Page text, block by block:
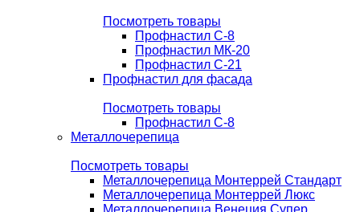
Посмотреть товары
Профнастил С-8
Профнастил МК-20
Профнастил С-21
Профнастил для фасада
Посмотреть товары
Профнастил С-8
Металлочерепица
Посмотреть товары
Металлочерепица Монтеррей Стандарт
Металлочерепица Монтеррей Люкс
Металлочерепица Венеция Супер